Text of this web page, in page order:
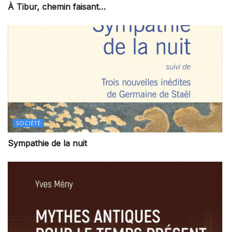
À Tibur, chemin faisant…
SOCIÉTÉ
Sympathie de la nuit